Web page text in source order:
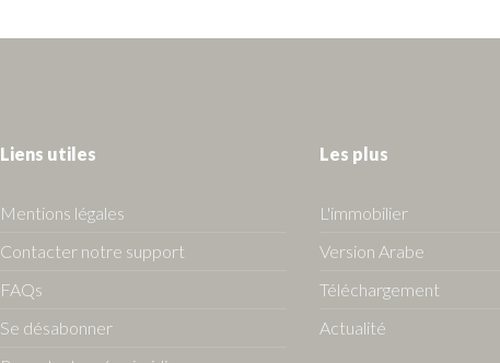
Liens utiles
Mentions légales
Contacter notre support
FAQs
Se désabonner
Les plus
L'immobilier
Version Arabe
Téléchargement
Actualité